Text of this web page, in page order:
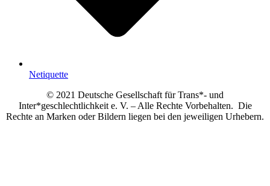
Netiquette
© 2021 Deutsche Gesellschaft für Trans*- und
Inter*geschlechtlichkeit e. V. – Alle Rechte Vorbehalten. Die
Rechte an Marken oder Bildern liegen bei den jeweiligen Urhebern.